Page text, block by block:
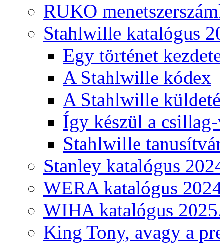
RUKO
Stahlwille katalógus
Egy történet
A Stahlwille kódex
A Stahlwille
Így készül a
Stahlwille
Stanley katalógus
WERA katalógus
WIHA katalógus
King Tony, avagy a